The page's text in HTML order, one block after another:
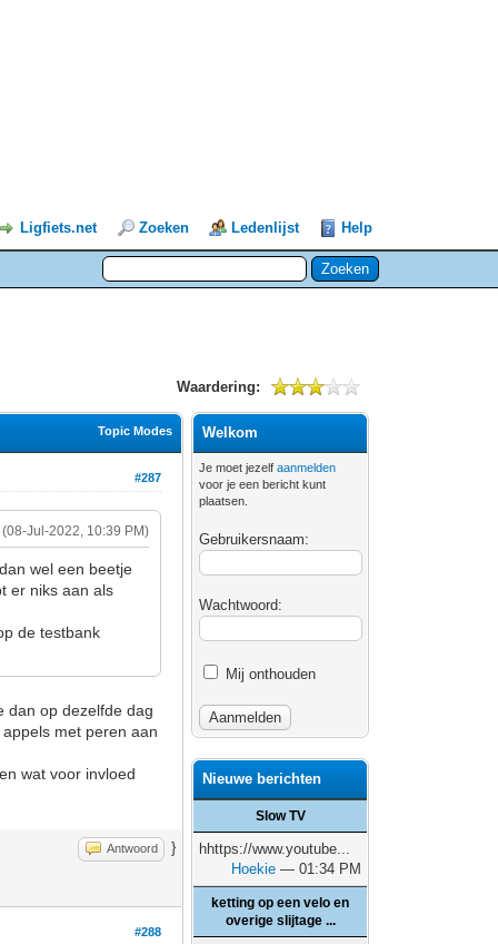
Ligfiets.net Zoeken Ledenlijst Help
Waardering:
Topic Modes
#287
(08-Jul-2022, 10:39 PM)
wel een beetje
er niks aan als
de testbank
dan op dezelfde dag
met peren aan
wat voor invloed
Antwoord }
#288
Welkom
Je moet jezelfaanmelden
voor je een bericht kunt
plaatsen.
Gebruikersnaam:
Wachtwoord:
Mij onthouden
Nieuwe berichten
Slow TV
hhttps://www.youtube...
Hoekie — 01:34 PM
ketting op een velo en
overige slijtage ...